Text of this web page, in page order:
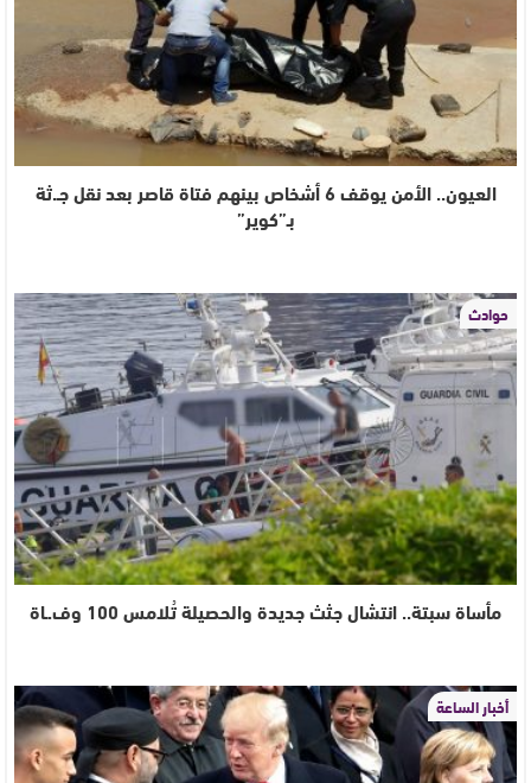
العيون.. الأمن يوقف 6 أشخاص بينهم فتاة قاصر بعد نقل جـ.ثة
بـ”كوير”
حوادث
مأساة سبتة.. انتشال جثث جديدة والحصيلة تُلامس 100 وف.ـاة
أخبار الساعة